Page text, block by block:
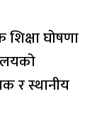
शिक्षा घोषणा
र स्थानीय